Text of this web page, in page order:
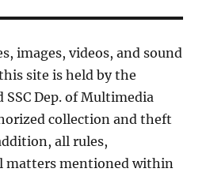
images, videos, and sound
site is held by the
Dep. of Multimedia
collection and theft
all rules,
matters mentioned within